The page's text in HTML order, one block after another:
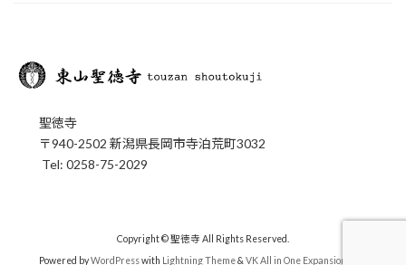
聖徳寺
〒940-2502 新潟県長岡市寺泊荒町3032
Tel: 0258-75-2029
Copyright © 聖徳寺 All Rights Reserved.
Powered byWordPresswith Lightning Theme& VK All in One Expansion Unit